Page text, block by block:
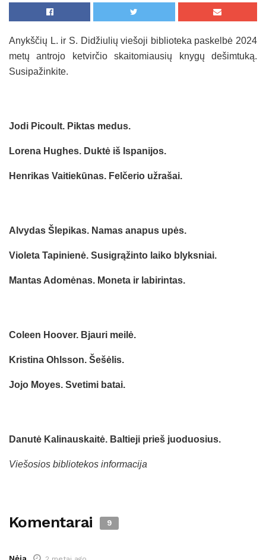
Anykščių L. ir S. Didžiulių viešoji biblioteka paskelbė 2024
metų antrojo ketvirčio skaitomiausių knygų dešimtuką.
Susipažinkite.
Jodi Picoult. Piktas medus.
Lorena Hughes. Duktė iš Ispanijos.
Henrikas Vaitiekūnas. Felčerio užrašai.
Alvydas Šlepikas. Namas anapus upės.
Violeta Tapinienė. Susigrąžinto laiko blyksniai.
Mantas Adomėnas. Moneta ir labirintas.
Coleen Hoover. Bjauri meilė.
Kristina Ohlsson. Šešėlis.
Jojo Moyes. Svetimi batai.
Danutė Kalinauskaitė. Baltieji prieš juoduosius.
Viešosios bibliotekos informacija
Komentarai 9
Nėja